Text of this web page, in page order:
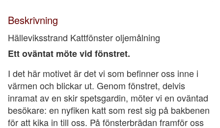
Beskrivning
Hälleviksstrand Kattfönster oljemålning
Ett oväntat möte vid fönstret.
I det här motivet är det vi som befinner oss inne i
värmen och blickar ut. Genom fönstret, delvis
inramat av en skir spetsgardin, möter vi en oväntad
besökare: en nyfiken katt som rest sig på bakbenen
för att kika in till oss. På fönsterbrädan framför oss